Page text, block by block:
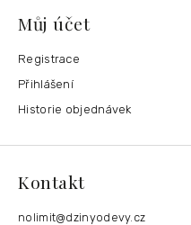
Můj účet
Registrace
Přihlášení
Historie objednávek
Kontakt
nolimit@dzinyodevy.cz